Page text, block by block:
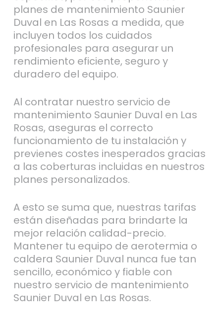
planes de mantenimiento Saunier
Duval en Las Rosas a medida, que
incluyen todos los cuidados
profesionales para asegurar un
rendimiento eficiente, seguro y
duradero del equipo.
Al contratar nuestro servicio de
mantenimiento Saunier Duval en Las
Rosas, aseguras el correcto
funcionamiento de tu instalación y
previenes costes inesperados gracias
a las coberturas incluidas en nuestros
planes personalizados.
A esto se suma que, nuestras tarifas
están diseñadas para brindarte la
mejor relación calidad-precio.
Mantener tu equipo de aerotermia o
caldera Saunier Duval nunca fue tan
sencillo, económico y fiable con
nuestro servicio de mantenimiento
Saunier Duval en Las Rosas.